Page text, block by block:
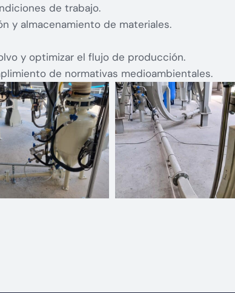
de trabajo.
y almacenamiento de materiales.
y optimizar el flujo de producción.
de normativas medioambientales.